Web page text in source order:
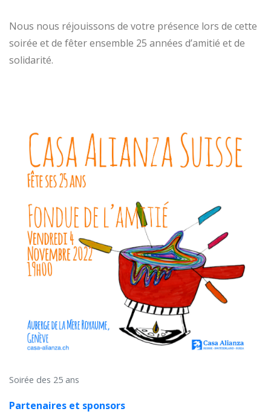
Nous nous réjouissons de votre présence lors de cette
soirée et de fêter ensemble 25 années d’amitié et de
solidarité.
Soirée des 25 ans
Partenaires et sponsors